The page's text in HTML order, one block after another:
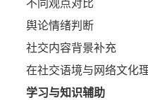
舆论情绪判断
社交内容背景补充
在社交语境与网络文化
学习与知识辅助